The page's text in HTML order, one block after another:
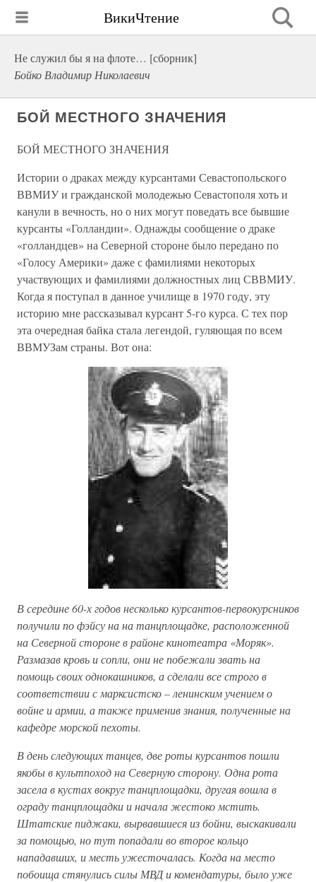
ВикиЧтение
Не служил бы я на флоте… [сборник]
Бойко Владимир Николаевич
БОЙ МЕСТНОГО ЗНАЧЕНИЯ
БОЙ МЕСТНОГО ЗНАЧЕНИЯ
Истории о драках между курсантами Севастопольского
ВВМИУ и гражданской молодежью Севастополя хоть и
канули в вечность, но о них могут поведать все бывшие
курсанты «Голландии». Однажды сообщение о драке
«голландцев» на Северной стороне было передано по
«Голосу Америки» даже с фамилиями некоторых
участвующих и фамилиями должностных лиц СВВМИУ.
Когда я поступал в данное училище в 1970 году, эту
историю мне рассказывал курсант 5-го курса. С тех пор
эта очередная байка стала легендой, гуляющая по всем
ВВМУЗам страны. Вот она:
В середине 60-х годов несколько курсантов-первокурсников
получили по фэйсу на на танцплощадке, расположенной
на Северной стороне в районе кинотеатра «Моряк».
Размазав кровь и сопли, они не побежали звать на
помощь своих однокашников, а сделали все строго в
соответствии с марксистско – ленинским учением о
войне и армии, а также применив знания, полученные на
кафедре морской пехоты.
В день следующих танцев, две роты курсантов пошли
якобы в культпоход на Северную сторону. Одна рота
засела в кустах вокруг танцплощадки, другая вошла в
ограду танцплощадки и начала жестоко мстить.
Штатские пиджаки, вырвавшиеся из бойни, выскакивали
за помощью, но тут попадали во второе кольцо
нападавших, и месть ужесточалась. Когда на место
побоища стянулись силы МВД и комендатуры, было уже